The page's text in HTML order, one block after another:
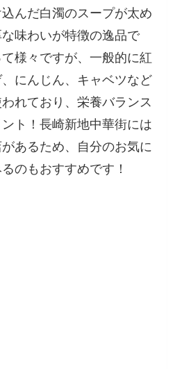
んだ白濁のスープが太め
味わいが特徴の逸品で
様々ですが、一般的に紅
にんじん、キャベツなど
れており、栄養バランス
ト！長崎新地中華街には
あるため、自分のお気に
のもおすすめです！